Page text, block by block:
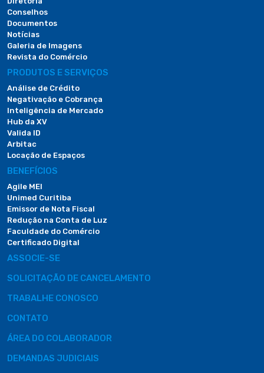
Conselhos
Documentos
Notícias
Galeria de Imagens
Revista do Comércio
PRODUTOS E SERVIÇOS
Análise de Crédito
Negativação e Cobrança
Inteligência de Mercado
Hub da XV
Valida ID
Arbitac
Locação de Espaços
BENEFÍCIOS
Agile MEI
Unimed Curitiba
Emissor de Nota Fiscal
Redução na Conta de Luz
Faculdade do Comércio
Certificado Digital
ASSOCIE-SE
SOLICITAÇÃO DE CANCELAMENTO
TRABALHE CONOSCO
CONTATO
ÁREA DO COLABORADOR
DEMANDAS JUDICIAIS